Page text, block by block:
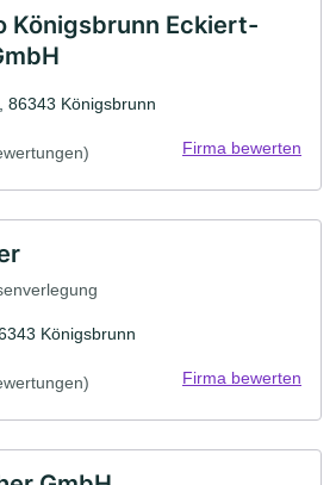
Königsbrunn Eckiert-
86343 Königsbrunn
Firma bewerten
Königsbrunn
Firma bewerten